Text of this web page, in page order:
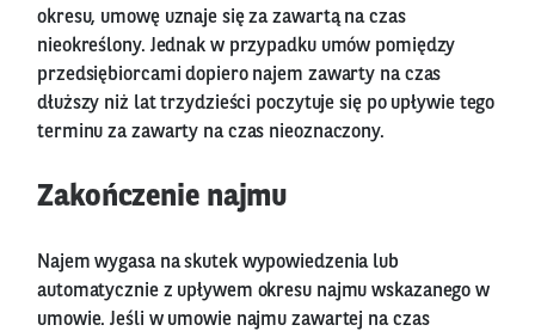
okresu, umowę uznaje się za zawartą na czas
nieokreślony. Jednak w przypadku umów pomiędzy
przedsiębiorcami dopiero najem zawarty na czas
dłuższy niż lat trzydzieści poczytuje się po upływie tego
terminu za zawarty na czas nieoznaczony.
Zakończenie najmu
Najem wygasa na skutek wypowiedzenia lub
automatycznie z upływem okresu najmu wskazanego w
umowie. Jeśli w umowie najmu zawartej na czas